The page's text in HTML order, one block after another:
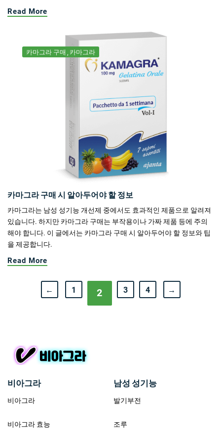
Read More
카마그라 구매 카마그라
카마그라 구매 시 알아두어야 할 정보
카마그라는 남성 성기능 개선제 중에서도 효과적인 제품으로 알려져
있습니다. 하지만 카마그라 구매는 부작용이나 가짜 제품 등에 주의
해야 합니다. 이 글에서는 카마그라 구매 시 알아두어야 할 정보와 팁
을 제공합니다.
Read More
← 1 2 3 4 →
비아그라
비아그라
비아그라 효능
남성 성기능
발기부전
조루